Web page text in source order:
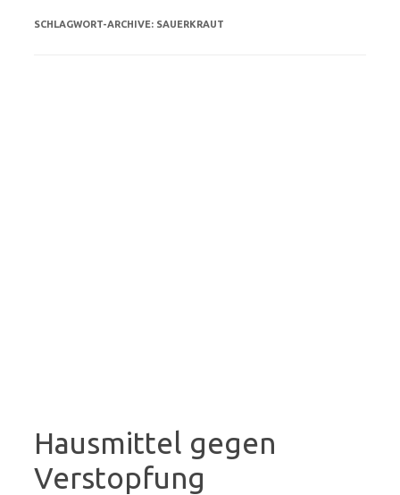
SCHLAGWORT-ARCHIVE: SAUERKRAUT
Hausmittel gegen
Verstopfung